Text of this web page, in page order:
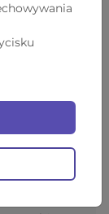
m.in. z
ponad
która
w Polsce.